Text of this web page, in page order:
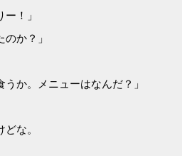
！」
か？」
か。メニューはなんだ？」
な。